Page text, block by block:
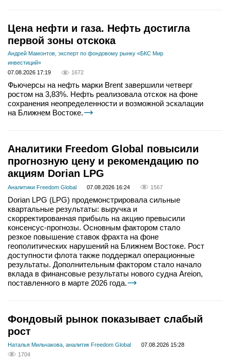
Цена нефти и газа. Нефть достигла
первой зоны отскока
Андрей Мамонтов, эксперт по фондовому рынку «БКС Мир
инвестиций»
07.08.2026 17:19
1672
Фьючерсы на нефть марки Brent завершили четверг
ростом на 3,83%. Нефть реализовала отскок на фоне
сохранения неопределенности и возможной эскалации
на Ближнем Востоке.
Аналитики Freedom Global повысили
прогнозную цену и рекомендацию по
акциям Dorian LPG
Аналитики Freedom Global 07.08.2026 16:24 1567
Dorian LPG (LPG) продемонстрировала сильные
квартальные результаты: выручка и
скорректированная прибыль на акцию превысили
консенсус-прогнозы. Основным фактором стало
резкое повышение ставок фрахта на фоне
геополитических нарушений на Ближнем Востоке. Рост
доступности флота также поддержал операционные
результаты. Дополнительным фактором стало начало
вклада в финансовые результаты нового судна Areion,
поставленного в марте 2026 года.
Фондовый рынок показывает слабый
рост
Наталья Мильчакова, аналитик Freedom Global
07.08.2026 15:28
1704